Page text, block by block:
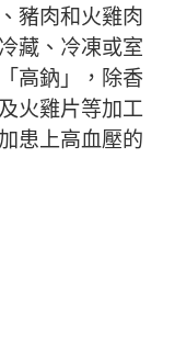
豬肉和火雞肉
藏、冷凍或室
高鈉」，除香
火雞片等加工
患上高血壓的